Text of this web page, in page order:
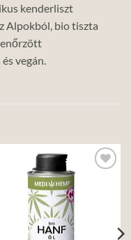
kenderliszt
Alpokból, bio tiszta
vegán.